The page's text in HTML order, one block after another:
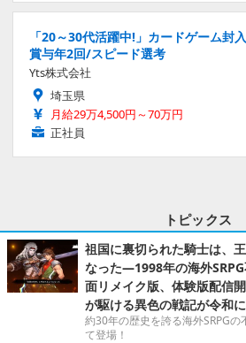
「20～30代活躍中!」カードゲーム封
賞与年2回/スピード選考
Yts株式会社
埼玉県
月給29万4,500円～70万円
正社員
トピックス
祖国に裏切られた騎士は、
なった―1998年の海外
面リメイク版、体験版配信
が駆ける異色の戦記が令和
約30年の歴史を誇る海外SRPG
て登場！